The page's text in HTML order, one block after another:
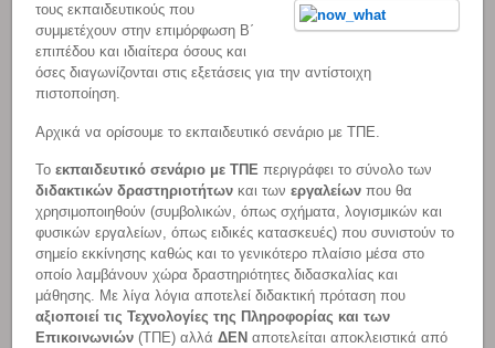
τους εκπαιδευτικούς που
συμμετέχουν στην επιμόρφωση Β΄
επιπέδου και ιδιαίτερα όσους και
όσες διαγωνίζονται στις εξετάσεις για την αντίστοιχη
πιστοποίηση.
Αρχικά να ορίσουμε το εκπαιδευτικό σενάριο με ΤΠΕ.
Τοεκπαιδευτικό σενάριο με ΤΠΕ περιγράφει το σύνολο των
διδακτικών δραστηριοτήτων και τωνεργαλείων που θα
χρησιμοποιηθούν (συμβολικών, όπως σχήματα, λογισμικών και
φυσικών εργαλείων, όπως ειδικές κατασκευές) που συνιστούν το
σημείο εκκίνησης καθώς και το γενικότερο πλαίσιο μέσα στο
οποίο λαμβάνουν χώρα δραστηριότητες διδασκαλίας και
μάθησης. Με λίγα λόγια αποτελεί διδακτική πρόταση που
αξιοποιεί τις Τεχνολογίες της Πληροφορίας και των
Επικοινωνιών (ΤΠΕ) αλλάΔΕΝ αποτελείται αποκλειστικά από